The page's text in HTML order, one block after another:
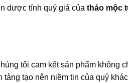
dược tính quý giá của thảo mộc
tôi cam kết sản phẩm không
tạo nên niềm tin của quý